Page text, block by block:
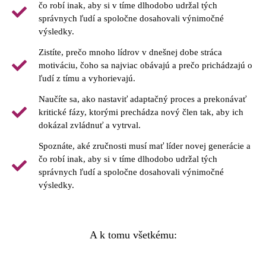
čo robí inak, aby si v tíme dlhodobo udržal tých
správnych ľudí a spoločne dosahovali výnimočné
výsledky.
Zistíte, prečo mnoho lídrov v dnešnej dobe stráca
motiváciu, čoho sa najviac obávajú a prečo prichádzajú o
ľudí z tímu a vyhorievajú.
Naučíte sa, ako nastaviť adaptačný proces a prekonávať
kritické fázy, ktorými prechádza nový člen tak, aby ich
dokázal zvládnuť a vytrval.​
Spoznáte, aké zručnosti musí mať líder novej generácie a
čo robí inak, aby si v tíme dlhodobo udržal tých
správnych ľudí a spoločne dosahovali výnimočné
výsledky.
A k tomu všetkému: